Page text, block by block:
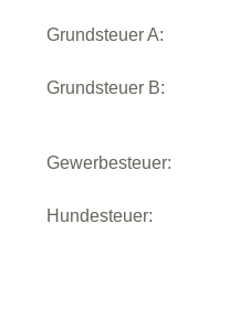
Grundsteuer A:
Grundsteuer B:
Gewerbesteuer:
Hundesteuer: